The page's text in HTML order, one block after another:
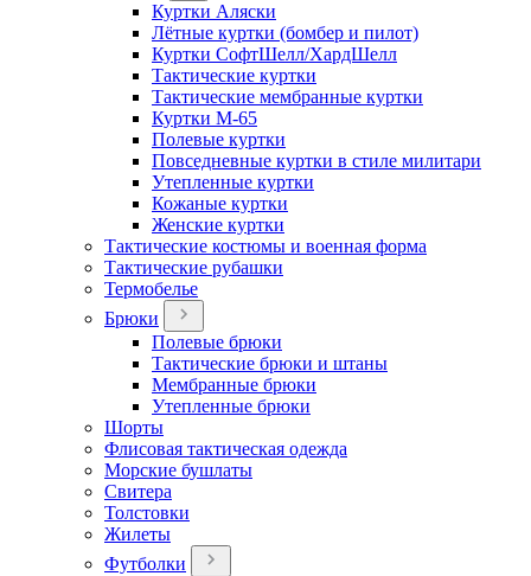
Куртки Аляски
Лётные куртки (бомбер и пилот)
Куртки СофтШелл/ХардШелл
Тактические куртки
Тактические мембранные куртки
Куртки М-65
Полевые куртки
Повседневные куртки в стиле милитари
Утепленные куртки
Кожаные куртки
Женские куртки
Тактические костюмы и военная форма
Тактические рубашки
Термобелье
Брюки
Полевые брюки
Тактические брюки и штаны
Мембранные брюки
Утепленные брюки
Шорты
Флисовая тактическая одежда
Морские бушлаты
Свитера
Толстовки
Жилеты
Футболки